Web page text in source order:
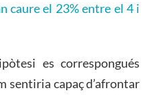
caure el 23% entre el 4 i
es correspongués
sentiria capaç d’afrontar